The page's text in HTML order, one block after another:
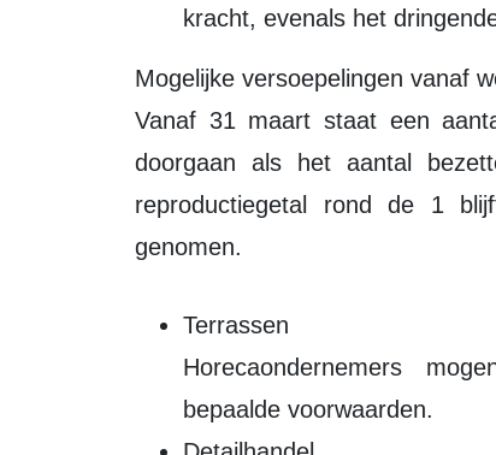
kracht, evenals het
Mogelijke versoepelingen vanaf
Vanaf 31 maart staat een
doorgaan als het aantal
reproductiegetal rond de 1
genomen.
Terrassen
Horecaondernemers
bepaalde voorwaarden.